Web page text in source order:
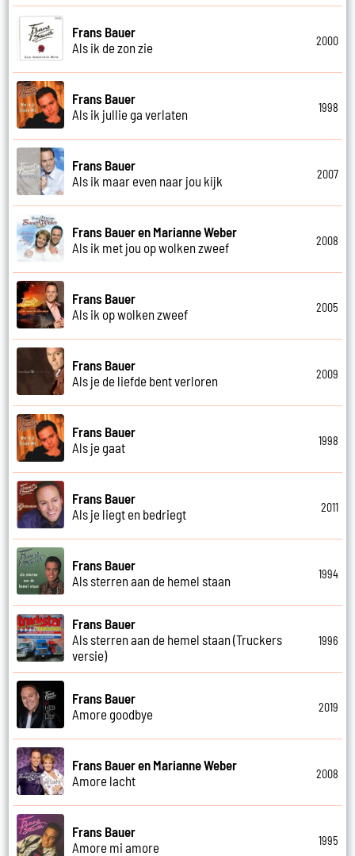
Frans Bauer
Als ik de zon zie
2000
Frans Bauer
Als ik jullie ga verlaten
1998
Frans Bauer
Als ik maar even naar jou kijk
2007
Frans Bauer en Marianne Weber
Als ik met jou op wolken zweef
2008
Frans Bauer
Als ik op wolken zweef
2005
Frans Bauer
Als je de liefde bent verloren
2009
Frans Bauer
Als je gaat
1998
Frans Bauer
Als je liegt en bedriegt
2011
Frans Bauer
Als sterren aan de hemel staan
1994
Frans Bauer
Als sterren aan de hemel staan (Truckers
versie)
1996
Frans Bauer
Amore goodbye
2019
Frans Bauer en Marianne Weber
Amore lacht
2008
Frans Bauer
Amore mi amore
1995